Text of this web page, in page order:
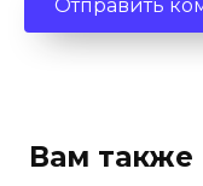
Вам также